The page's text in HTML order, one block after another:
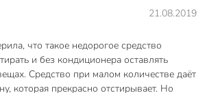
21.08.2019
что такое недорогое средство
и без кондиционера оставлять
Средство при малом количестве даёт
которая прекрасно отстирывает. Но